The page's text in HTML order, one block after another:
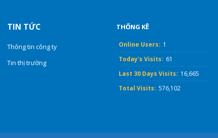
TIN TỨC
Thông tin công ty
Tin thị trường
THỐNG KÊ
Online Users: 1
Today's Visits: 61
Last 30 Days Visits: 16,665
Total Visits: 576,102